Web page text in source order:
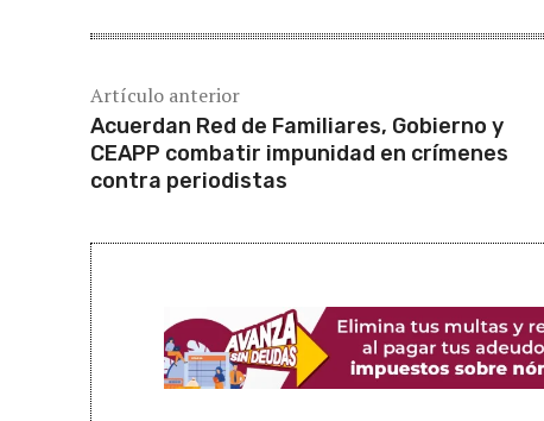
Artículo anterior
Acuerdan Red de Familiares, Gobierno y
CEAPP combatir impunidad en crímenes
contra periodistas